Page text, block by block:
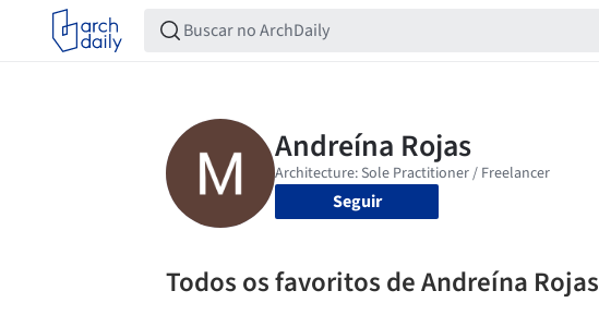
Seguir
Todos os favoritos de Andreína Rojas